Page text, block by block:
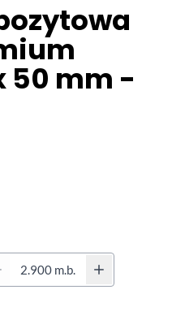
50 mm -
(Secondary)